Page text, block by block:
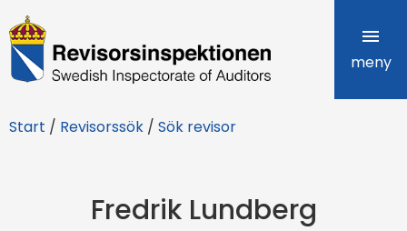
R
e
i
meny
Start / Revisorssök / Sök revisor
Fredrik Lundberg